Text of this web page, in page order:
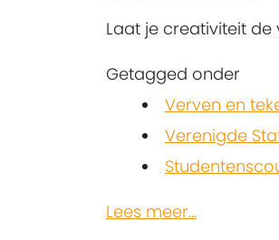
Laat je creativiteit
Getagged onder
Verven en
Verenigde
Lees meer...